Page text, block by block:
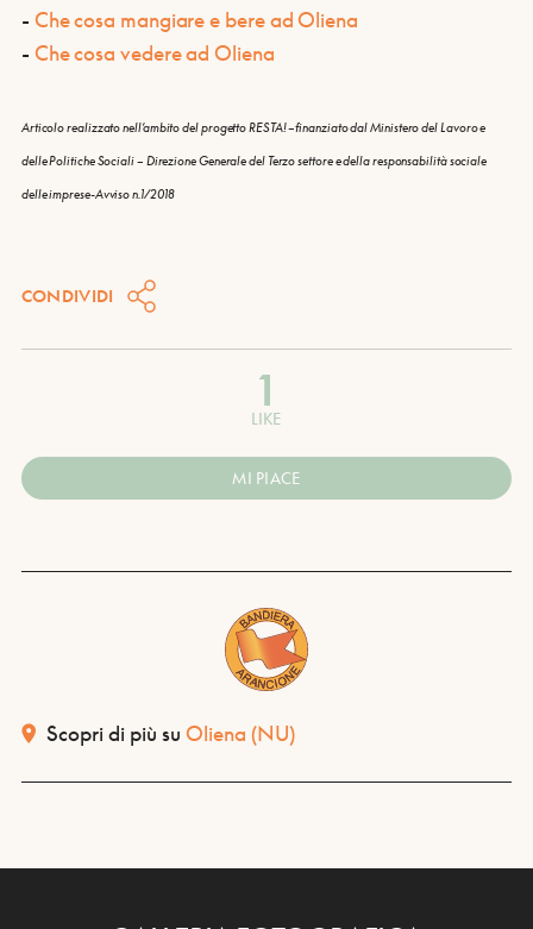
- Che cosa mangiare e bere ad Oliena
- Che cosa vedere ad Oliena
Articolo realizzato nell’ambito del progetto RESTA! –finanziato dal Ministero del Lavoro e
delle Politiche Sociali – Direzione Generale del Terzo settore e della responsabilità sociale
delle imprese-Avviso n.1/2018
CONDIVIDI
1
LIKE
MI PIACE
Scopri di più su Oliena (NU)